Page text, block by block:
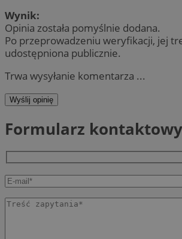
Wynik:
Opinia została pomyślnie dodana.
Po przeprowadzeniu weryfikacji, jej
udostępniona publicznie.
Trwa wysyłanie komentarza ...
Wyślij opinię
Formularz kontaktowy